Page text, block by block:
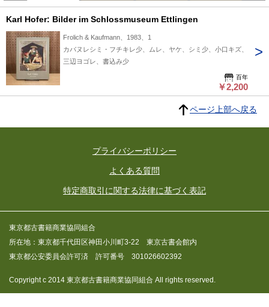
Karl Hofer: Bilder im Schlossmuseum Ettlingen
Frolich & Kaufmann、1983、1
カバヌレシミ・フチキレ少、ムレ、ヤケ、シミ少、小口キズ、
三辺ヨゴレ、書込み少
百年
￥2,200
ページ上部へ戻る
プライバシーポリシー
よくある質問
特定商取引に関する法律に基づく表記
東京都古書籍商業協同組合
所在地：東京都千代田区神田小川町3-22 東京古書会館内
東京都公安委員会許可済 許可番号 301026602392
Copyright c 2014 東京都古書籍商業協同組合 All rights reserved.